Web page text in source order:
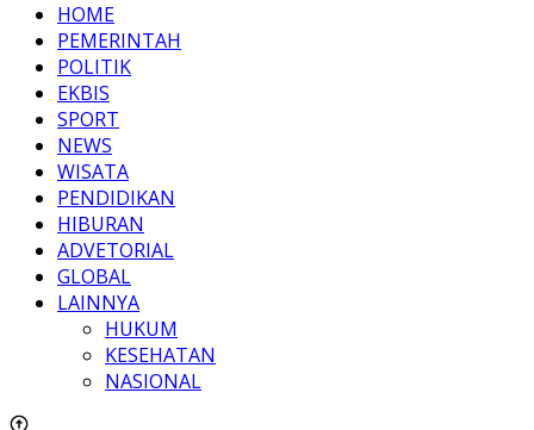
HOME
PEMERINTAH
POLITIK
EKBIS
SPORT
NEWS
WISATA
PENDIDIKAN
HIBURAN
ADVETORIAL
GLOBAL
LAINNYA
HUKUM
KESEHATAN
NASIONAL